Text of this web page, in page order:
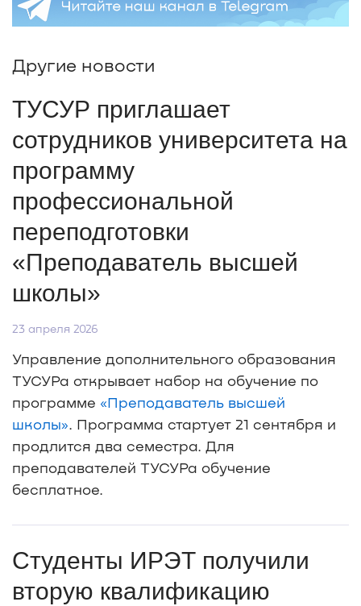
Другие новости
ТУСУР приглашает
сотрудников университета на
программу
профессиональной
переподготовки
«Преподаватель высшей
школы»
23 апреля 2026
Управление дополнительного образования
ТУСУРа открывает набор на обучение по
программе «Преподаватель высшей
школы». Программа стартует 21 сентября и
продлится два семестра. Для
преподавателей ТУСУРа обучение
бесплатное.
Студенты ИРЭТ получили
вторую квалификацию